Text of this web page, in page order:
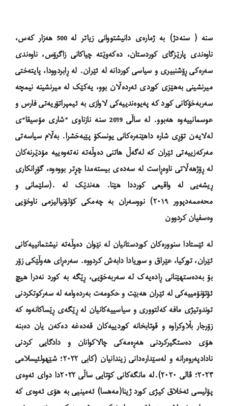
سنە ( سنەدژ) بە ژمارەی دانیشتووانی زیاتر لە 500 هەزار کەس،
ناوەندی پارێزگای کوردستان، دەکەوێتە چیاکانی زاگرۆس، ناوەندی
سەرەکی ڕۆشنبیری و سیاسی کوردانە لە ئێران. لە ڕابردوودا، پایتەختی
میرنشینی بەهێزی کوردی ئەردەڵان بوو، یەکێک لە میرنشینە نیمچە
سەربەخۆکانی کورد کە پەیوەندییەکی لاوازی بە ئیمپراتۆریەتی فارس و
عوسمانییەوە هەبوو. لە ساڵی 2019 سنە نازناوی “شاری مۆسیقا”ی
لەلایەن تۆڕی شارە داهێنەرەکانی یونسکۆ پێبەخشرا. بەڵام سیاسەتی
مەرکەزییەتی ئێران کە لەگەڵ هاتنی دەوڵەتە نەتەوەییە مۆدێرنەکان
لە ڕۆژهەڵاتی ناوەڕاست لە سەدەی بیستەمدا چڕتر بووەوە، گۆڕانکاری
ڕیشەیی لە واقیعی کورددا هێنا. هەندێک لە .(سلێمانی و
محەممەدپوور ٢٠١٩
) نووسەران بە چەمکی کۆلۆنیالیزمی ناوخۆیی
وەسفیان کردوون
لە ئێستادا سنوورەکان کوردستانیان لە نێوان دەوڵەتە نیشتمانییەکانی
ئێران، تورکیا، عێراق و سوریادا دابەش کردووە. سەرەڕای هەوڵێکی زۆر
بۆ بەدەستهێنانی ڕادەیەک لە سەربەخۆیی، ڕێگە بە کورد نەدرا هیچ
ئۆتۆنۆمییەکی لە ئێران هەبێت و حکومەت بەردەوامە لە سەرکوتکردنی
توندوتیژی مافە کەلتووری و سیاسییەکانیان لە ڕێگەی ڕێساکانەوە کە
زۆرجار بڵاوکراوە و قوتابخانە کوردییەکان قەدەغە دەکەن یان دەبنە
هۆی دەستگیرکردنی هەڕەمەکی چالاکوانان و دادگایی کردنی
نادادپەروەرانە و لەسێدارەدانی زیندانیان (کابی ٢٠٢٢؛ شێهولئیسلامی
٢٠٢٣؛ ڤالی ٢٠٢٠).لە مانگەکانی کۆتایی ساڵی ٢٠٢٢دا
دوای ئەوەی
پۆلیسی ئەخلاق کیژی کورد ژینا(مەهسا) ئەمینیی بە هۆی ئەوەی کە